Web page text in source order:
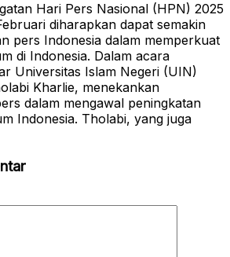
Hari Pers Nasional (HPN) 2025
diharapkan dapat semakin
pers Indonesia dalam memperkuat
di Indonesia. Dalam acara
Universitas Islam Negeri (UIN)
Kharlie, menekankan
dalam mengawal peningkatan
Indonesia. Tholabi, yang juga